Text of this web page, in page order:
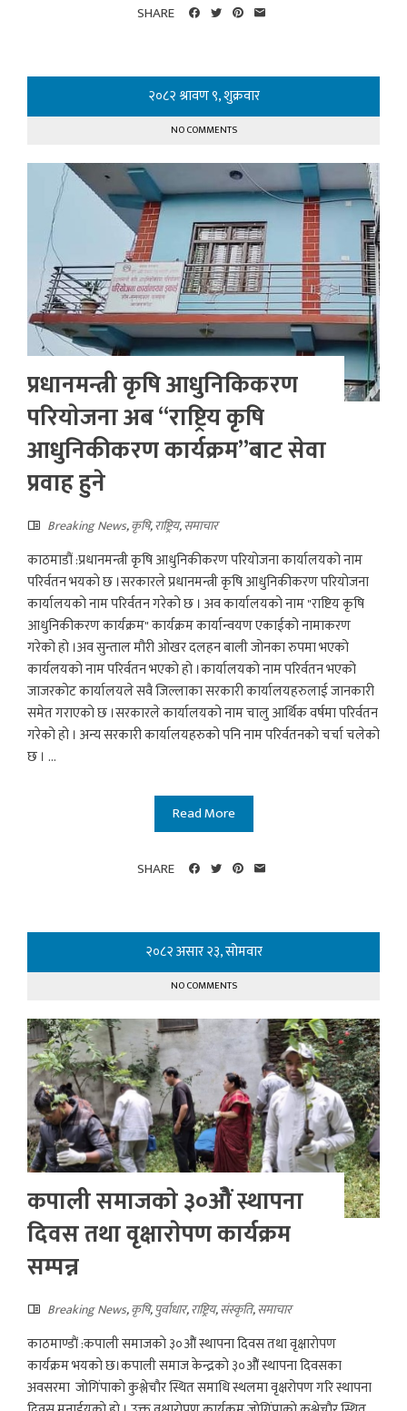
SHARE
२०८२ श्रावण ९, शुक्रवार
NO COMMENTS
प्रधानमन्त्री कृषि आधुनिकिकरण
परियाेजना अब “राष्ट्रिय कृषि
आधुनिकीकरण कार्यक्रम”बाट सेवा
प्रवाह हुने
Breaking News,कृषि,राष्ट्रिय,समाचार
काठमाडौं :प्रधानमन्त्री कृषि आधुनिकीकरण परियोजना कार्यालयको नाम
परिर्वतन भयकाे छ ।सरकारले प्रधानमन्त्री कृषि आधुनिकीकरण परियोजना
कार्यालयको नाम परिर्वतन गरेको छ । अव कार्यालयको नाम "राष्टिय कृषि
आधुनिकीकरण कार्यक्रम" कार्यक्रम कार्यान्वयण एकाईको नामाकरण
गरेको हो ।अव सुन्ताल मौरी ओखर दलहन बाली जोनका रुपमा भएको
कार्यलयको नाम परिर्वतन भएको हो ।कार्यालयको नाम परिर्वतन भएको
जाजरकोट कार्यालयले सवै जिल्लाका सरकारी कार्यालयहरुलाई जानकारी
समेत गराएको छ ।सरकारले कार्यालयको नाम चालु आर्थिक वर्षमा परिर्वतन
गरेको हो । अन्य सरकारी कार्यालयहरुको पनि नाम परिर्वतनको चर्चा चलेको
छ । ...
Read More
SHARE
२०८२ असार २३, सोमवार
NO COMMENTS
कपाली समाजकाे ३०ओैं स्थापना
दिवस तथा वृक्षाराेपण कार्यक्रम
सम्पन्न
Breaking News,कृषि,पुर्वाधार,राष्ट्रिय,संस्कृति,समाचार
काठमाण्डाैं :कपाली समाजकाे ३०ओैं स्थापना दिवस तथा वृक्षाराेपण
कार्यक्रम भयकाे छ।कपाली समाज केन्द्रकाे ३०ओैं स्थापना दिवसका
अवसरमा जाेगिंपाकाे कुश्लेचाैर स्थित समाधि स्थलमा वृक्षरोपण गरि स्थापना